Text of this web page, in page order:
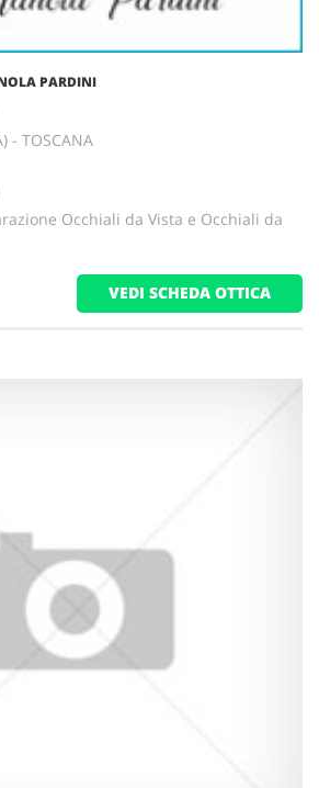
PARDINI
- TOSCANA
Occhiali da Vista e Occhiali da
VEDI SCHEDA OTTICA